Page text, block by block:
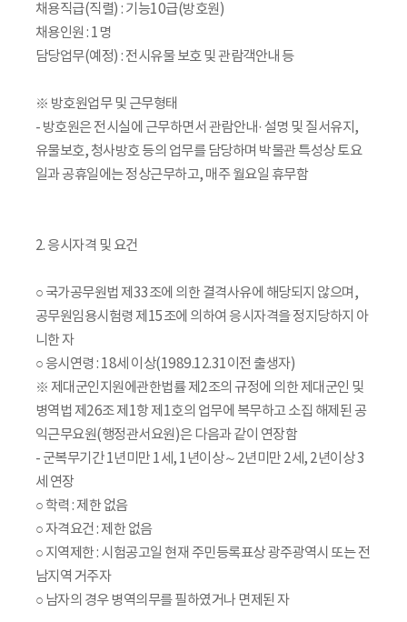
채용직급(직렬) : 기능10급(방호원)
채용인원 : 1명
담당업무(예정) : 전시유물 보호 및 관람객안내 등
※ 방호원업무 및 근무형태
- 방호원은 전시실에 근무하면서 관람안내· 설명 및 질서유지,
유물보호, 청사방호 등의 업무를 담당하며 박물관 특성상 토요
일과 공휴일에는 정상근무하고, 매주 월요일 휴무함
2. 응시자격 및 요건
○ 국가공무원법 제33조에 의한 결격사유에 해당되지 않으며,
공무원임용시험령 제15조에 의하여 응시자격을 정지당하지 아
니한 자
○ 응시연령 : 18세 이상(1989.12.31이전 출생자)
※ 제대군인지원에관한법률 제2조의 규정에 의한 제대군인 및
병역법 제26조 제1항 제1호의 업무에 복무하고 소집 해제된 공
익근무요원(행정관서요원)은 다음과 같이 연장함
- 군복무기간 1년미만 1세, 1년이상～2년미만 2세, 2년이상 3
세 연장
○ 학력 : 제한 없음
○ 자격요건 : 제한 없음
○ 지역제한 : 시험공고일 현재 주민등록표상 광주광역시 또는 전
남지역 거주자
○ 남자의 경우 병역의무를 필하였거나 면제된 자